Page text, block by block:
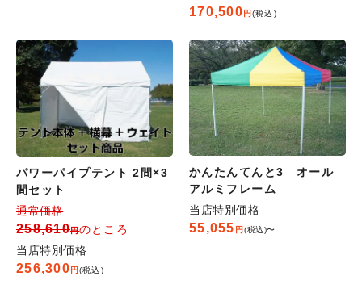
170,500 税込
パワーパイプテント 2間×3
間セット
通常価格
258,610
のところ
当店特別価格
256,300 税込
かんたんてんと3 オール
アルミフレーム
当店特別価格
55,055 税込 〜